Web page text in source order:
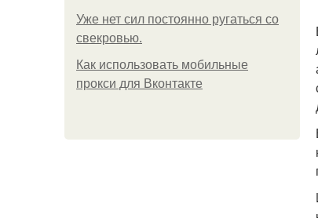
Уже нет сил постоянно ругаться со
свекровью.
Как использовать мобильные
прокси для Вконтакте